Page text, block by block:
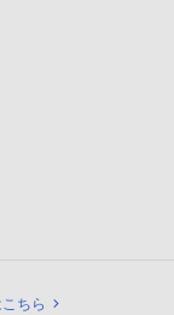
ちら